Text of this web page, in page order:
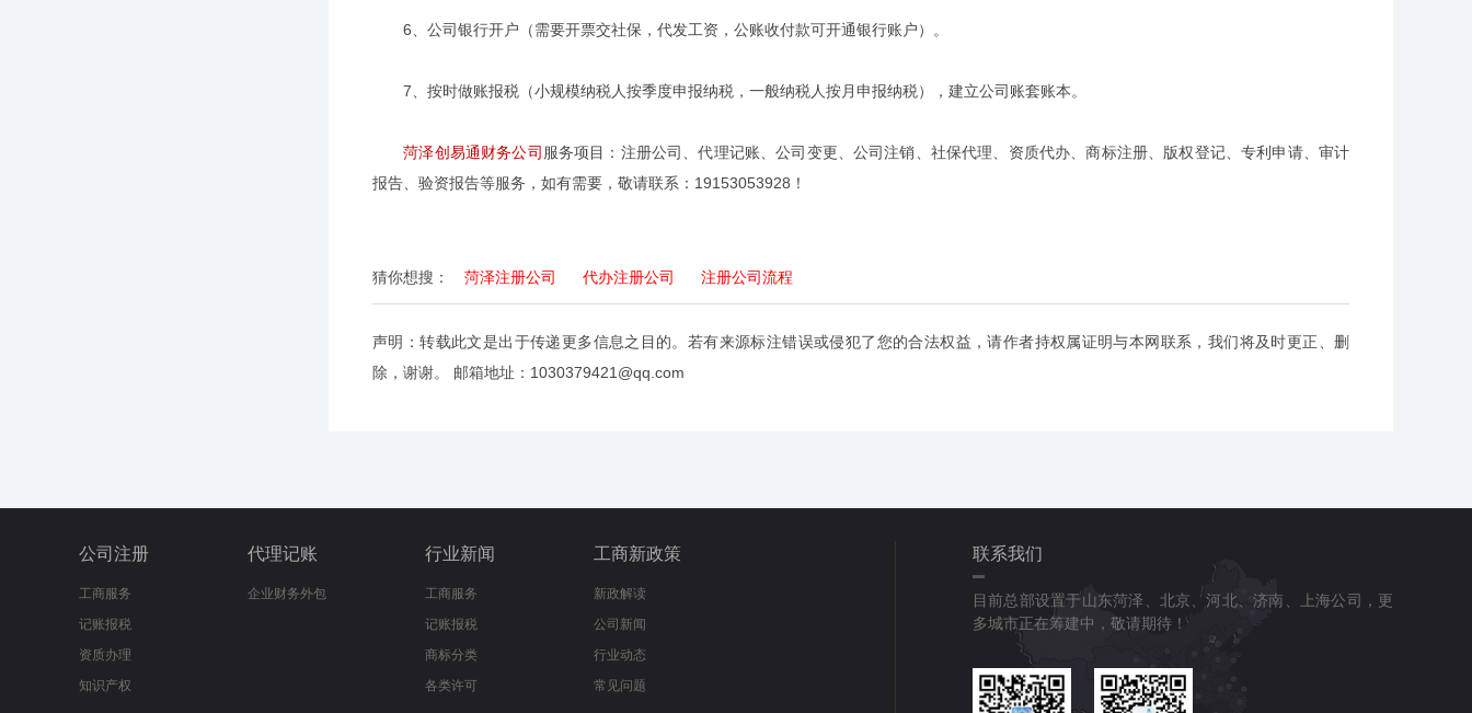
6、公司银行开户（需要开票交社保，代发工资，公账收付款可开通银行账户）。
7、按时做账报税（小规模纳税人按季度申报纳税，一般纳税人按月申报纳税），建立公司账套账本。
菏泽创易通财务公司 服务项目：注册公司、代理记账、公司变更、公司注销、社保代理、资质代办、商标注册、版权登记、专利申请、审计
报告、验资报告等服务，如有需要，敬请联系：19153053928！
猜你想搜： 菏泽注册公司 代办注册公司 注册公司流程
声明：转载此文是出于传递更多信息之目的。若有来源标注错误或侵犯了您的合法权益，请作者持权属证明与本网联系，我们将及时更正、删
除，谢谢。 邮箱地址：1030379421@qq.com
公司注册
工商服务
记账报税
资质办理
知识产权
代理记账
企业财务外包
行业新闻
工商服务
记账报税
商标分类
各类许可
工商新政策
新政解读
公司新闻
行业动态
常见问题
联系我们
目前总部设置于山东菏泽、北京、河北、济南、上海公司，更
多城市正在筹建中，敬请期待！